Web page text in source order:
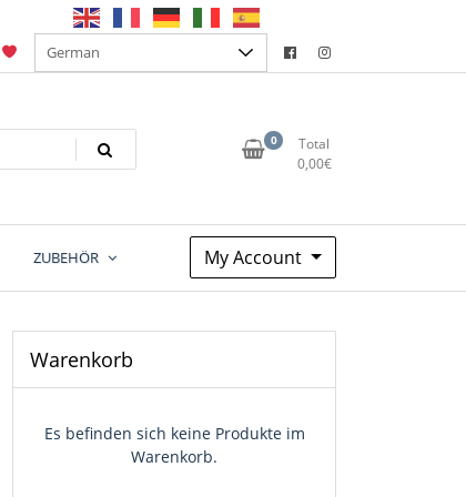
0
Total
0,00€
ZUBEHÖR My Account
Warenkorb
Es befinden sich keine Produkte im
Warenkorb.